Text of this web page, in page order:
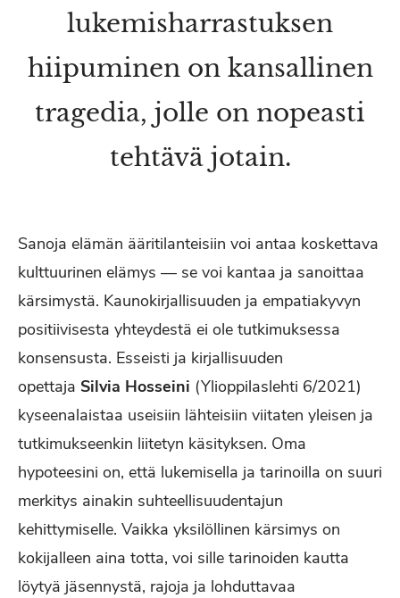
lukemisharrastuksen
hiipuminen on kansallinen
tragedia, jolle on nopeasti
tehtävä jotain.
Sanoja elämän ääritilanteisiin voi antaa koskettava
kulttuurinen elämys — se voi kantaa ja sanoittaa
kärsimystä. Kaunokirjallisuuden ja empatiakyvyn
positiivisesta yhteydestä ei ole tutkimuksessa
konsensusta. Esseisti ja kirjallisuuden
opettaja Silvia Hosseini (Ylioppilaslehti 6/2021)
kyseenalaistaa useisiin lähteisiin viitaten yleisen ja
tutkimukseenkin liitetyn käsityksen. Oma
hypoteesini on, että lukemisella ja tarinoilla on suuri
merkitys ainakin suhteellisuudentajun
kehittymiselle. Vaikka yksilöllinen kärsimys on
kokijalleen aina totta, voi sille tarinoiden kautta
löytyä jäsennystä, rajoja ja lohduttavaa